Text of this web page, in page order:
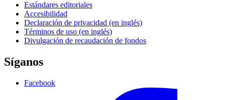
Estándares editoriales
Accesibilidad
Declaración de privacidad (en inglés)
Términos de uso (en inglés)
Divulgación de recaudación de fondos
Síganos
Facebook